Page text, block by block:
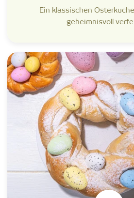
Ein klassischen
geheimnisvoll